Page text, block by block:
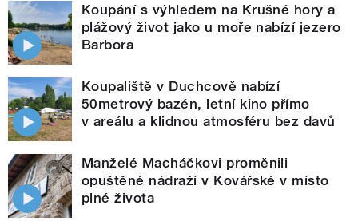
Koupání s výhledem na Krušné hory a
plážový život jako u moře nabízí jezero
Barbora
Koupaliště v Duchcově nabízí
50metrový bazén, letní kino přímo
v areálu a klidnou atmosféru bez davů
Manželé Macháčkovi proměnili
opuštěné nádraží v Kovářské v místo
plné života